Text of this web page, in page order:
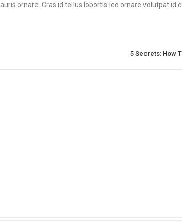
ornare. Cras id tellus lobortis leo ornare volutpat id
5 Secrets: How